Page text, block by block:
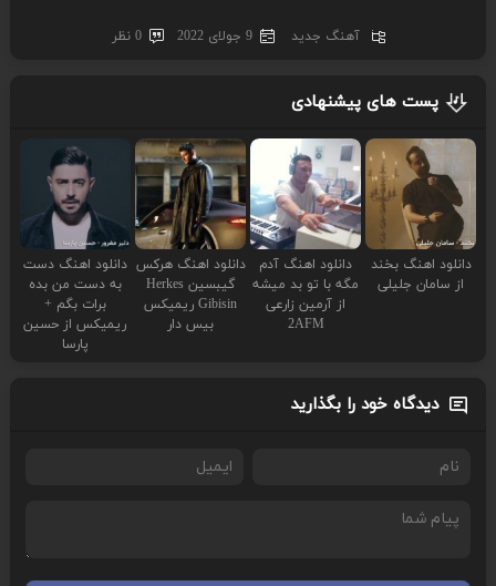
آهنگ جدید 9 جولای 2022 0 نظر
پست های پیشنهادی
دانلود اهنگ بخند
از سامان جلیلی
دانلود اهنگ آدم
مگه با تو بد میشه
از آرمین زارعی
2AFM
دانلود اهنگ هرکس
گیبسین Herkes
Gibisin ریمیکس
بیس دار
دانلود اهنگ دست
به دست من بده
برات بگم +
ریمیکس از حسین
پارسا
دیدگاه خود را بگذارید